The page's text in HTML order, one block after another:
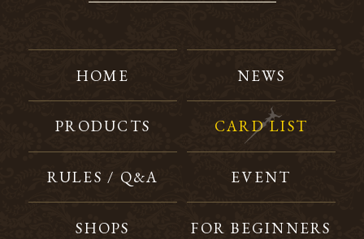
HOME NEWS
PRODUCTS CARD LIST
RULES / Q&A EVENT
SHOPS FOR BEGINNERS